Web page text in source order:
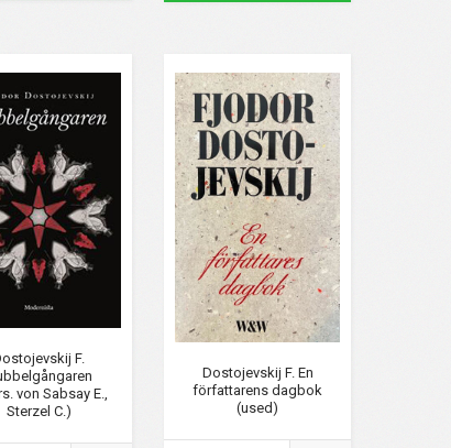
F.
von Sabsay E.,
Sterzel C.)
Dostojevskij F. En
författarens dagbok
(used)